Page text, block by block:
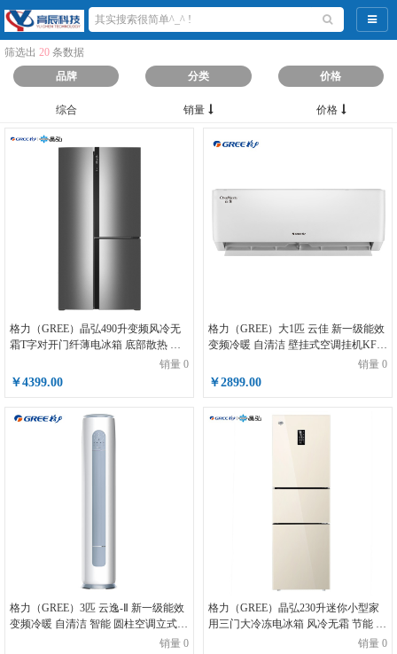
导航
筛选出 20 条数据
品牌
分类 价格
综合 销量 价格
格力（GREE）晶弘490升变频风冷无
霜T字对开门纤薄电冰箱 底部散热 离
子抗菌净味 BCD-490WPDCL/高级银
销量 0
￥4399.00
格力（GREE）大1匹 云佳 新一级能效
变频冷暖 自清洁 壁挂式空调挂机KFR-
销量 0
￥2899.00
格力（GREE）3匹 云逸-Ⅱ 新一级能效
变频冷暖 自清洁 智能 圆柱空调立式柜
销量 0
格力（GREE）晶弘230升迷你小型家
用三门大冷冻电冰箱 风冷无霜 节能 离
销量 0